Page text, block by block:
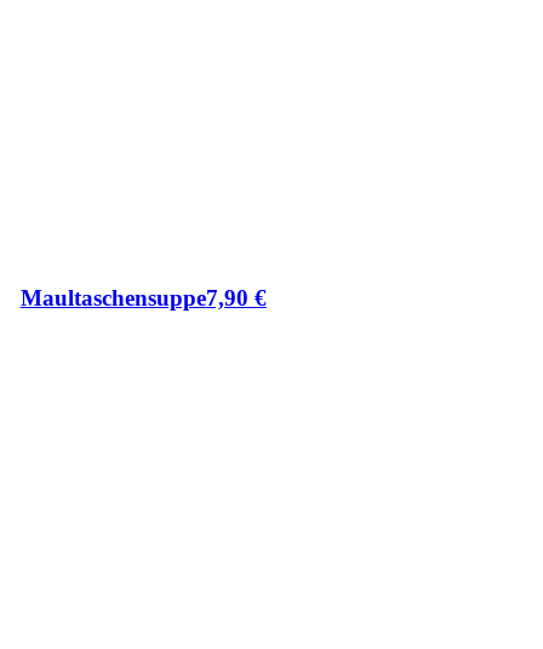
Maultaschensuppe7,90 €